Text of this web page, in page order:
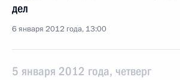
дел
6 января 2012 года, 13:00
5 января 2012 года, четверг